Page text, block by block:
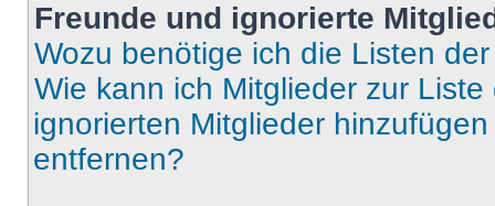
Freunde und ignorierte
Wozu benötige ich die Listen
Wie kann ich Mitglieder zur
ignorierten Mitglieder
entfernen?